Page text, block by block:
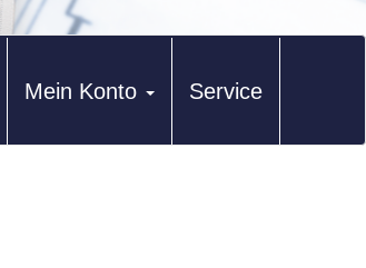
Mein Konto Service